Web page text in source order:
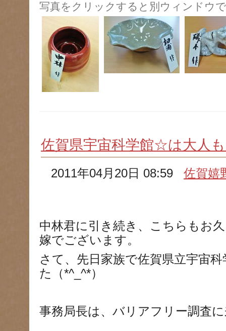
写真をクリックすると別ウィンドウ
佐賀県宇宙科学館☆は大人
2011年04月20日 08:59佐賀嬉
中林君に引き続き、こちらもお
嫁でございます。
さて、先日家族で佐賀県立宇宙
た（*^_^*）
事務局長は、バリアフリー調査